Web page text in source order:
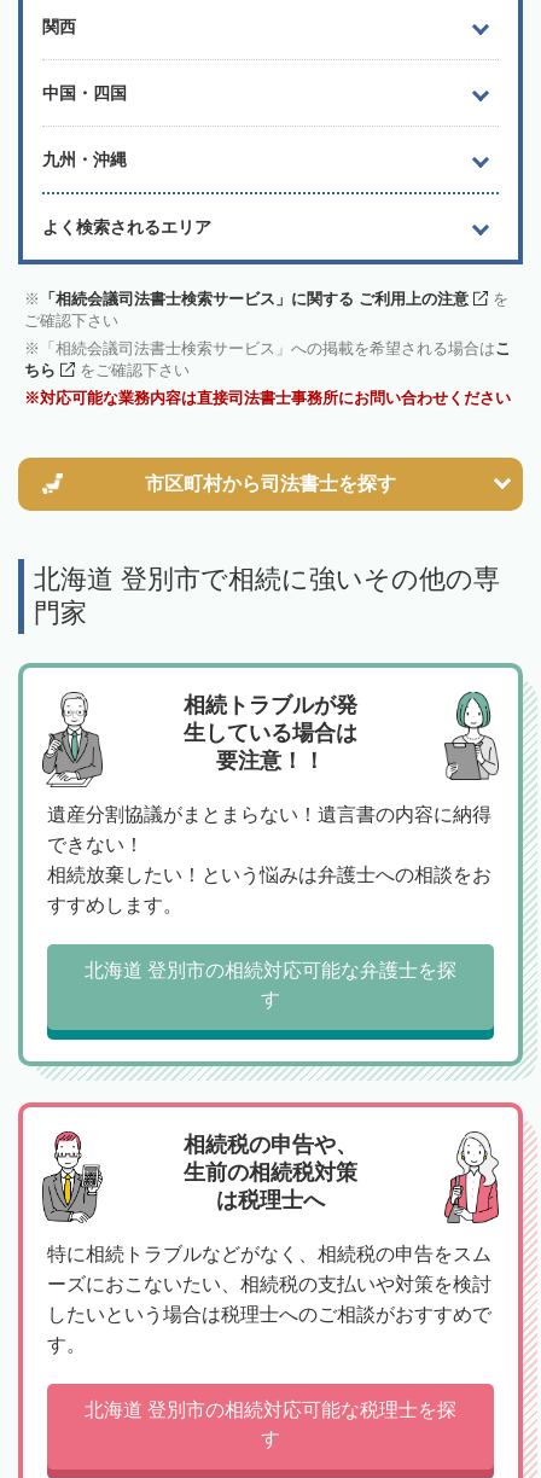
関西
中国・四国
九州・沖縄
よく検索されるエリア
「相続会議司法書士検索サービス」に関する ご利用上の注意
を
ご確認下さい
「相続会議司法書士検索サービス」への掲載を希望される場合はこ
ちら
をご確認下さい
対応可能な業務内容は直接司法書士事務所にお問い合わせください
市区町村から司法書士を探す
北海道 登別市で相続に強いその他の専
門家
相続トラブルが発
生している場合は
要注意！！
遺産分割協議がまとまらない！遺言書の内容に納得
できない！
相続放棄したい！という悩みは弁護士への相談をお
すすめします。
北海道 登別市の相続対応可能な弁護士を探
す
相続税の申告や、
生前の相続税対策
は税理士へ
特に相続トラブルなどがなく、相続税の申告をスム
ーズにおこないたい、相続税の支払いや対策を検討
したいという場合は税理士へのご相談がおすすめで
す。
北海道 登別市の相続対応可能な税理士を探
す